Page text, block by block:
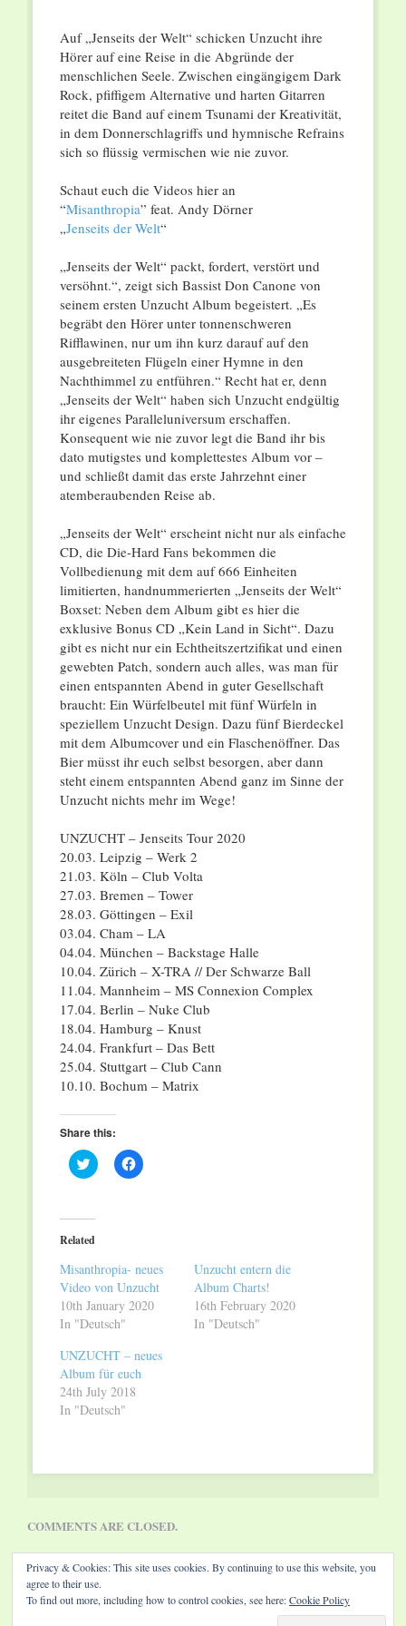
Auf „Jenseits der Welt“ schicken Unzucht ihre
Hörer auf eine Reise in die Abgründe der
menschlichen Seele. Zwischen eingängigem Dark
Rock, pfiffigem Alternative und harten Gitarren
reitet die Band auf einem Tsunami der Kreativität,
in dem Donnerschlagriffs und hymnische Refrains
sich so flüssig vermischen wie nie zuvor.
Schaut euch die Videos hier an
“Misanthropia” feat. Andy Dörner
„Jenseits der Welt“
„Jenseits der Welt“ packt, fordert, verstört und
versöhnt.“, zeigt sich Bassist Don Canone von
seinem ersten Unzucht Album begeistert. „Es
begräbt den Hörer unter tonnenschweren
Rifflawinen, nur um ihn kurz darauf auf den
ausgebreiteten Flügeln einer Hymne in den
Nachthimmel zu entführen.“ Recht hat er, denn
„Jenseits der Welt“ haben sich Unzucht endgültig
ihr eigenes Paralleluniversum erschaffen.
Konsequent wie nie zuvor legt die Band ihr bis
dato mutigstes und komplettestes Album vor –
und schließt damit das erste Jahrzehnt einer
atemberaubenden Reise ab.
„Jenseits der Welt“ erscheint nicht nur als einfache
CD, die Die-Hard Fans bekommen die
Vollbedienung mit dem auf 666 Einheiten
limitierten, handnummerierten „Jenseits der Welt“
Boxset: Neben dem Album gibt es hier die
exklusive Bonus CD „Kein Land in Sicht“. Dazu
gibt es nicht nur ein Echtheitszertzifikat und einen
gewebten Patch, sondern auch alles, was man für
einen entspannten Abend in guter Gesellschaft
braucht: Ein Würfelbeutel mit fünf Würfeln in
speziellem Unzucht Design. Dazu fünf Bierdeckel
mit dem Albumcover und ein Flaschenöffner. Das
Bier müsst ihr euch selbst besorgen, aber dann
steht einem entspannten Abend ganz im Sinne der
Unzucht nichts mehr im Wege!
UNZUCHT – Jenseits Tour 2020
20.03. Leipzig – Werk 2
21.03. Köln – Club Volta
27.03. Bremen – Tower
28.03. Göttingen – Exil
03.04. Cham – LA
04.04. München – Backstage Halle
10.04. Zürich – X-TRA // Der Schwarze Ball
11.04. Mannheim – MS Connexion Complex
17.04. Berlin – Nuke Club
18.04. Hamburg – Knust
24.04. Frankfurt – Das Bett
25.04. Stuttgart – Club Cann
10.10. Bochum – Matrix
Share this:
Click
to
(Opens
in
new
Click
to
Related
Misanthropia- neues
Video von Unzucht
10th January 2020
In "Deutsch"
Unzucht entern die
Album Charts!
16th February 2020
In "Deutsch"
UNZUCHT – neues
Album für euch
24th July 2018
In "Deutsch"
COMMENTS ARE CLOSED.
Privacy & Cookies: This site uses cookies. By continuing to use this website, you
agree to their use.
To find out more, including how to control cookies, see here:Cookie Policy